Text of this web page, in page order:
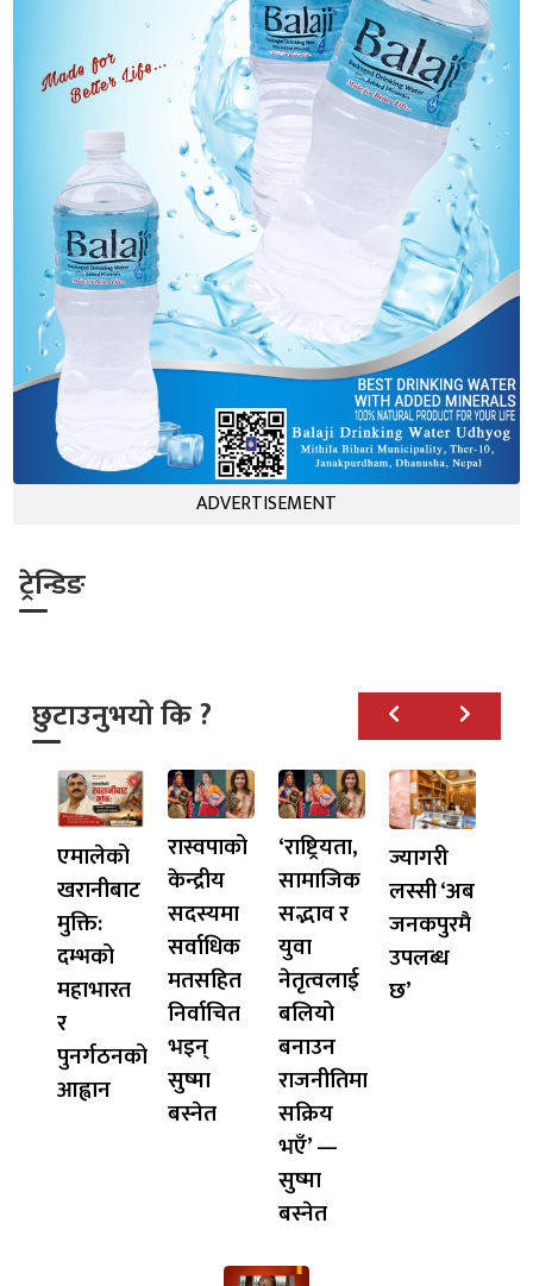
ADVERTISEMENT
ट्रेन्डिङ
छुटाउनुभयो कि ?
एमालेको
खरानीबाट
मुक्ति:
दम्भको
महाभारत
र
पुनर्गठनको
आह्वान
रास्वपाको
केन्द्रीय
सदस्यमा
सर्वाधिक
मतसहित
निर्वाचित
भइन्
सुष्मा
बस्नेत
‘राष्ट्रियता,
सामाजिक
सद्भाव र
युवा
नेतृत्वलाई
बलियो
बनाउन
राजनीतिमा
सक्रिय
भएँ’ —
सुष्मा
बस्नेत
ज्यागरी
लस्सी ‘अब
जनकपुरमै
उपलब्ध
छ’